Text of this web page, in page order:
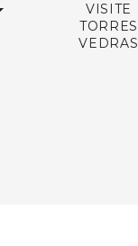
VISITE
TORRES
VEDRAS